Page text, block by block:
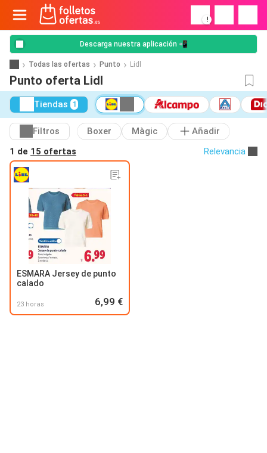
!
Descarga nuestra aplicación 📲
Todas las ofertas Punto Lidl
Punto oferta Lidl
Tiendas 1
Filtros Boxer Màgic
Añadir
1 de 15 ofertas Relevancia
ESMARA Jersey de punto
calado
23 horas 6,99 €